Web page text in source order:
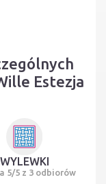
Estezja
WYLEWKI
5/5 z 3 odbiorów